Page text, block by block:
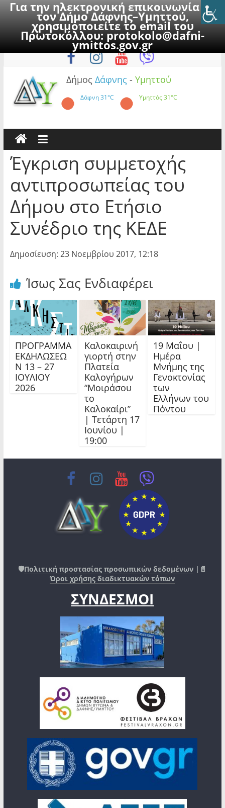
Για την ηλεκτρονική επικοινωνία με
τον Δήμο Δάφνης–Υμηττού,
χρησιμοποιείτε το email του
Πρωτοκόλλου:protokolo@dafni-
ymittos.gov.gr
to
Κυριακή, 9 Αυγούστου 2026
Δήμος Δάφνης - Υμηττού
Δάφνη31°C Υμηττός31°C
Έγκριση συμμετοχής
αντιπροσωπείας του
Δήμου στο Ετήσιο
Συνέδριο της ΚΕΔΕ
Δημοσίευση: 23 Νοεμβρίου 2017, 12:18
Ίσως Σας Ενδιαφέρει
ΠΡΟΓΡΑΜΜΑ
ΕΚΔΗΛΩΣΕΩ
Ν 13 – 27
ΙΟΥΛΙΟΥ
2026
Καλοκαιρινή
γιορτή στην
Πλατεία
Καλογήρων
“Μοιράσου
το
Καλοκαίρι”
| Τετάρτη 17
Ιουνίου |
19:00
19 Μαΐου |
Ημέρα
Μνήμης της
Γενοκτονίας
των
Ελλήνων του
Πόντου
🛡️Πολιτική προστασίας προσωπικών δεδομένων |📄
Όροι χρήσης διαδικτυακών τόπων
ΣΥΝΔΕΣΜΟΙ